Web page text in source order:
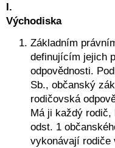
I.
Východiska
Základním
definujícím jejich
odpovědnosti.
Sb., občanský
rodičovská
Má ji každý rodič,
odst. 1
vykonávají rodiče